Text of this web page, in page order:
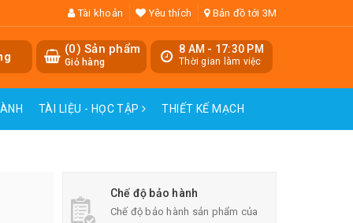
Tài khoản Yêu thích Bản đồ tới 3M
8 AM - 17:30 PM
Thời gian làm việc
(0) Sản phẩm
Giỏ hàng
TÀI LIỆU - HỌC TẬP THIẾT KẾ MẠCH
Chế độ bảo hành
Chế độ bảo hành sản phẩm của